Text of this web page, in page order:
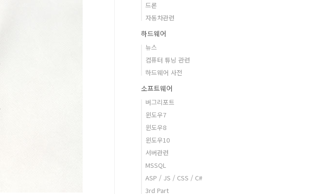
드론
자동차관련
하드웨어
뉴스
컴퓨터 튜닝 관련
하드웨어 사전
소프트웨어
버그리포트
윈도우7
윈도우8
윈도우10
서버관련
MSSQL
ASP / JS / CSS / C#
3rd Part